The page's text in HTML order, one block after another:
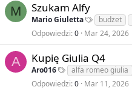
M Szukam Alfy
Mario Giuletta budżet
Odpowiedzi 0 Mar 24, 2026
A Kupię Giulia Q4
Aro016 alfa romeo giulia
Odpowiedzi 0 Mar 11, 2026